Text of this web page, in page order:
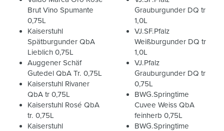
Brut Vino Spumante
0,75L
Kaiserstuhl
Spätburgunder QbA
Lieblich 0,75L
Auggener Schäf
Gutedel QbA Tr. 0,75L
Kaiserstuhl Rivaner
QbA tr 0,75L
Kaiserstuhl Rosé QbA
tr. 0,75L
Kaiserstuhl
Grauburgunder DQ tr
1,0L
VJ.SF.Pfalz
Weißburgunder DQ tr
1,0L
VJ.Pfalz
Grauburgunder DQ tr
0,75L
BWG.Springtime
Cuvee Weiss QbA
feinherb 0,75L
BWG.Springtime